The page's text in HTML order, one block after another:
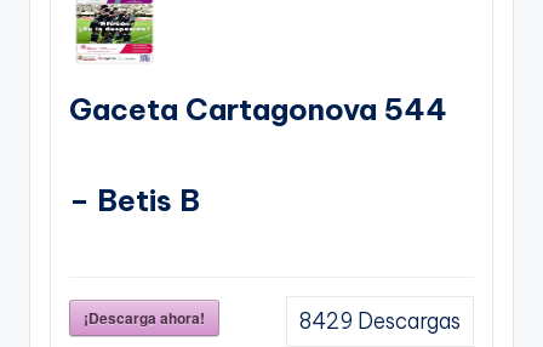
Gaceta Cartagonova 544
– Betis B
¡Descarga ahora! 8429 Descargas